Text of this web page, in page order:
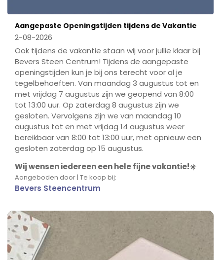
Aangepaste Openingstijden tijdens de Vakantie
2-08-2026
Ook tijdens de vakantie staan wij voor jullie klaar bij
Bevers Steen Centrum! Tijdens de aangepaste
openingstijden kun je bij ons terecht voor al je
tegelbehoeften. Van maandag 3 augustus tot en
met vrijdag 7 augustus zijn we geopend van 8:00
tot 13:00 uur. Op zaterdag 8 augustus zijn we
gesloten. Vervolgens zijn we van maandag 10
augustus tot en met vrijdag 14 augustus weer
bereikbaar van 8:00 tot 13:00 uur, met opnieuw een
gesloten zaterdag op 15 augustus.
Wij wensen iedereen een hele fijne vakantie!☀️
Aangeboden door | Te koop bij:
Bevers Steencentrum